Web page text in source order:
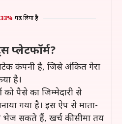
33% पढ़ लिया है
प्लेटफॉर्म?
कंपनी है, जिसे अंकित गेरा
है।
पैसे का जिम्मेदारी से
गया है। इस ऐप से माता-
भेज सकते हैं, खर्च की सीमा तय